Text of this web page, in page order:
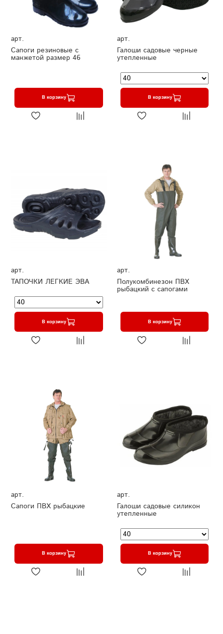
арт.
Сапоги резиновые с
манжетой размер 46
В корзину
арт.
Галоши садовые черные
утепленные
В корзину
арт.
ТАПОЧКИ ЛЕГКИЕ ЭВА
В корзину
арт.
Полукомбинезон ПВХ
рыбацкий с сапогами
В корзину
арт.
Сапоги ПВХ рыбацкие
В корзину
арт.
Галоши садовые силикон
утепленные
В корзину